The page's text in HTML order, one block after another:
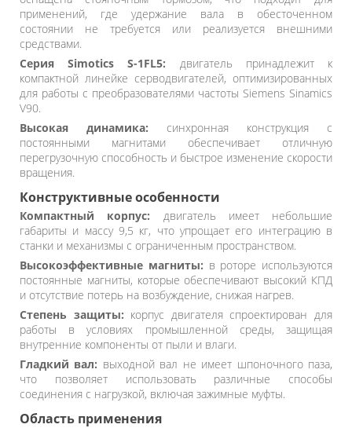
применений, где удержание вала в обесточенном
состоянии не требуется или реализуется внешними
средствами.
Серия Simotics S-1FL5: двигатель принадлежит к
компактной линейке серводвигателей, оптимизированных
для работы с преобразователями частоты Siemens Sinamics
V90.
Высокая динамика: синхронная конструкция с
постоянными магнитами обеспечивает отличную
перегрузочную способность и быстрое изменение скорости
вращения.
Конструктивные особенности
Компактный корпус: двигатель имеет небольшие
габариты и массу 9,5 кг, что упрощает его интеграцию в
станки и механизмы с ограниченным пространством.
Высокоэффективные магниты: в роторе используются
постоянные магниты, которые обеспечивают высокий КПД
и отсутствие потерь на возбуждение, снижая нагрев.
Степень защиты: корпус двигателя спроектирован для
работы в условиях промышленной среды, защищая
внутренние компоненты от пыли и влаги.
Гладкий вал: выходной вал не имеет шпоночного паза,
что позволяет использовать различные способы
соединения с нагрузкой, включая зажимные муфты.
Область применения